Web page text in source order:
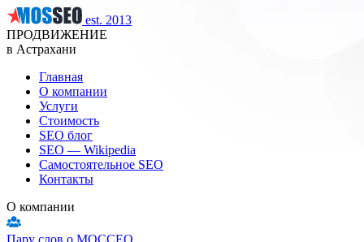
est. 2013
ПРОДВИЖЕНИЕ
в Астрахани
Главная
О компании
Услуги
Стоимость
SEO блог
SEO — Wikipedia
Самостоятельное SEO
Контакты
О компании
Пару слов о МОССЕО